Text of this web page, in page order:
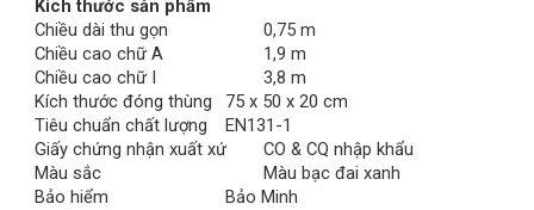
Kích thước sản phẩm
Chiều dài thu gọn
0,75 m
Chiều cao chữ A
1,9 m
Chiều cao chữ I
3,8 m
Kích thước đóng thùng
75 x 50 x 20 cm
Tiêu chuẩn chất lượng
EN131-1
Giấy chứng nhận xuất xứ
CO & CQ nhập khẩu
Màu sắc
Màu bạc đai xanh
Bảo hiểm
Bảo Minh